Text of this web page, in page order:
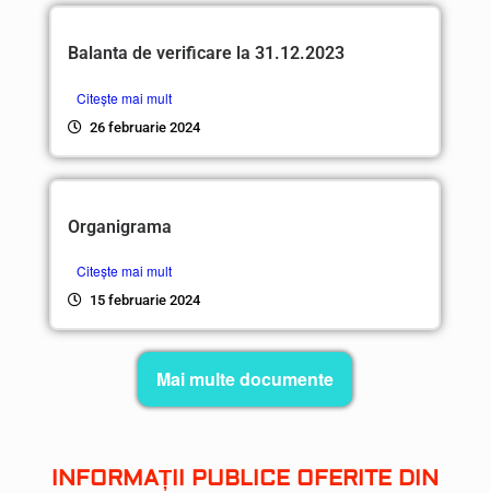
Balanta de verificare la 31.12.2023
Citește mai mult
26 februarie 2024
Organigrama
Citește mai mult
15 februarie 2024
Mai multe documente
INFORMAȚII PUBLICE OFERITE DIN